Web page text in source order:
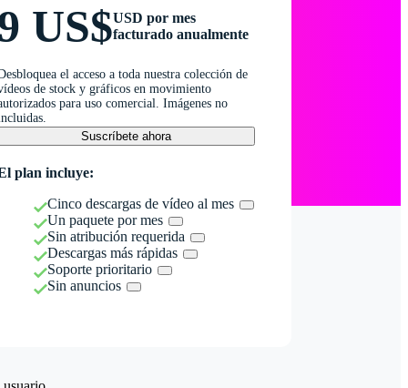
US$USD por mes
facturado anualmente
el acceso a toda nuestra colección de
de stock y gráficos en movimiento
para uso comercial. Imágenes no
Suscríbete ahora
plan incluye:
Cinco descargas de vídeo al mes
Un paquete por mes
Sin atribución requerida
Descargas más rápidas
Soporte prioritario
Sin anuncios